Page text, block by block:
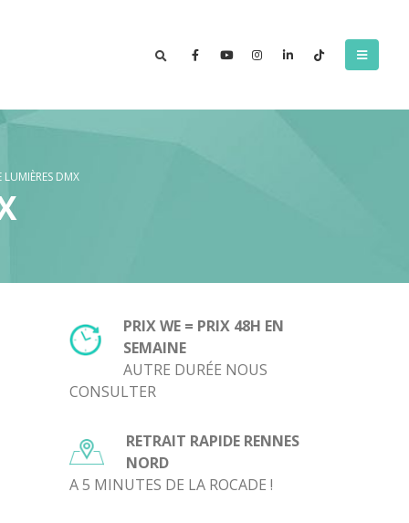
DMX
PRIX WE = PRIX 48H EN
SEMAINE
AUTRE DURÉE NOUS
CONSULTER
RETRAIT RAPIDE RENNES
NORD
A 5 MINUTES DE LA ROCADE !